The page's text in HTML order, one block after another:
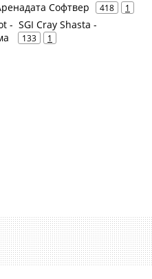
Софтвер 418 1
- SGI Cray Shasta -
133 1